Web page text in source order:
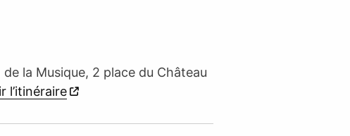
la Musique, 2 place du Château
l’itinéraire